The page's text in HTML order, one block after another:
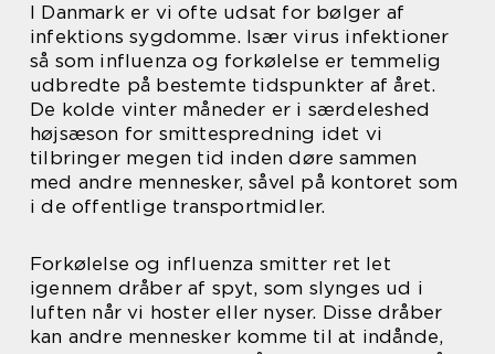
I Danmark er vi ofte udsat for bølger af
infektions sygdomme. Især virus infektioner
så som influenza og forkølelse er temmelig
udbredte på bestemte tidspunkter af året.
De kolde vinter måneder er i særdeleshed
højsæson for smittespredning idet vi
tilbringer megen tid inden døre sammen
med andre mennesker, såvel på kontoret som
i de offentlige transportmidler.
Forkølelse og influenza smitter ret let
igennem dråber af spyt, som slynges ud i
luften når vi hoster eller nyser. Disse dråber
kan andre mennesker komme til at indånde,